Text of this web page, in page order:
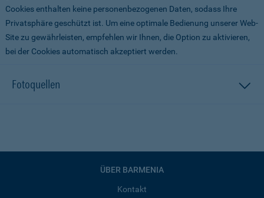
Cookies enthalten keine personenbezogenen Daten, sodass Ihre
Privatsphäre geschützt ist. Um eine optimale Bedienung unserer Web-
Site zu gewährleisten, empfehlen wir Ihnen, die Option zu aktivieren,
bei der Cookies automatisch akzeptiert werden.
Fotoquellen
ÜBER BARMENIA
Kontakt